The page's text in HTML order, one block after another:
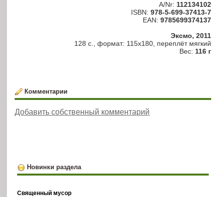
A/Nr: 112134102
ISBN: 978-5-699-37413-7
EAN: 9785699374137
Эксмо, 2011
128 с., формат: 115х180, переплёт мягкий
Вес: 116 г
Комментарии
Добавить собственный комментарий
Новинки раздела
Священный мусор